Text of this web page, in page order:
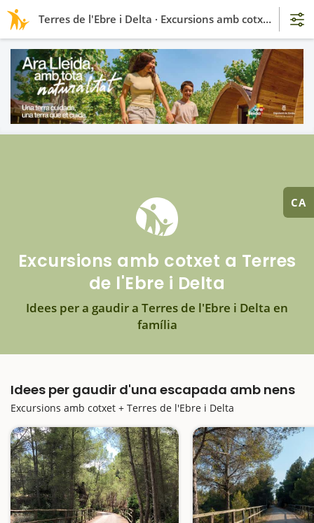
CA
Excursions amb cotxet a Terres
de l'Ebre i Delta
Idees per a gaudir a Terres de l'Ebre i Delta en
família
Idees per gaudir d'una escapada amb nens
Excursions amb cotxet + Terres de l'Ebre i Delta
Terres de l'Ebre i Delta · Excursions amb cotxet